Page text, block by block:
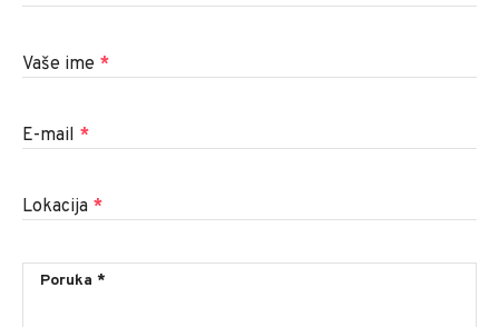
Vaše ime *
E-mail *
Lokacija *